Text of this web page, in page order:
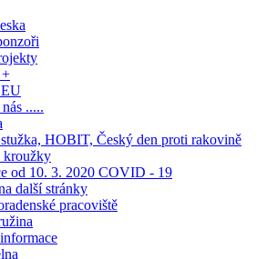
+
.....
HOBIT, Český den proti rakovině
kroužky
od 10. 3. 2020 COVID - 19
další stránky
pracoviště